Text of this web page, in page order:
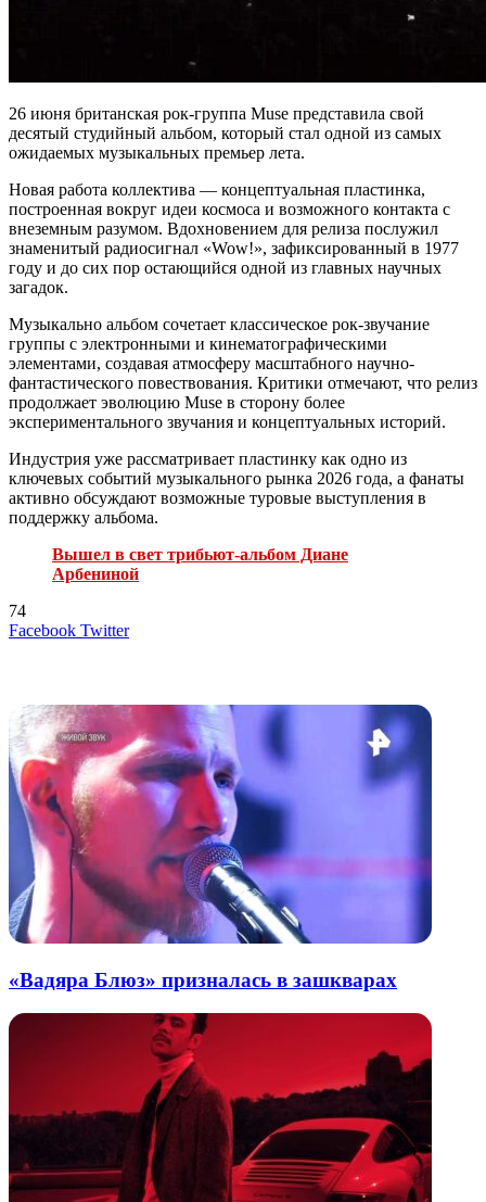
26 июня британская рок-группа Muse представила свой
десятый студийный альбом, который стал одной из самых
ожидаемых музыкальных премьер лета.
Новая работа коллектива — концептуальная пластинка,
построенная вокруг идеи космоса и возможного контакта с
внеземным разумом. Вдохновением для релиза послужил
знаменитый радиосигнал «Wow!», зафиксированный в 1977
году и до сих пор остающийся одной из главных научных
загадок.
Музыкально альбом сочетает классическое рок-звучание
группы с электронными и кинематографическими
элементами, создавая атмосферу масштабного научно-
фантастического повествования. Критики отмечают, что релиз
продолжает эволюцию Muse в сторону более
экспериментального звучания и концептуальных историй.
Индустрия уже рассматривает пластинку как одно из
ключевых событий музыкального рынка 2026 года, а фанаты
активно обсуждают возможные туровые выступления в
поддержку альбома.
Вышел в свет трибьют-альбом Диане
Арбениной
74
Facebook TwitterLinkedIn
Tumblr
Reddit
Вконтакте
Одноклассники
Skype
Messenger
Messenger
WhatsApp
Telegram
Viber
Line
Поделиться
Печатать
«Вадяра Блюз» призналась в зашкварах